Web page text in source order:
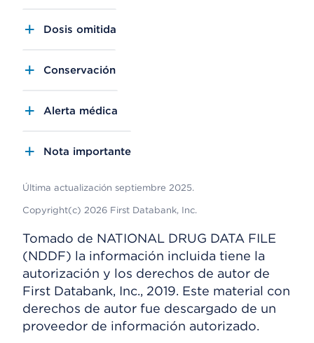
Dosis omitida
Conservación
Alerta médica
Nota importante
Última actualización septiembre 2025.
Copyright(c) 2026 First Databank, Inc.
Tomado de NATIONAL DRUG DATA FILE
(NDDF) la información incluida tiene la
autorización y los derechos de autor de
First Databank, Inc., 2019. Este material con
derechos de autor fue descargado de un
proveedor de información autorizado.